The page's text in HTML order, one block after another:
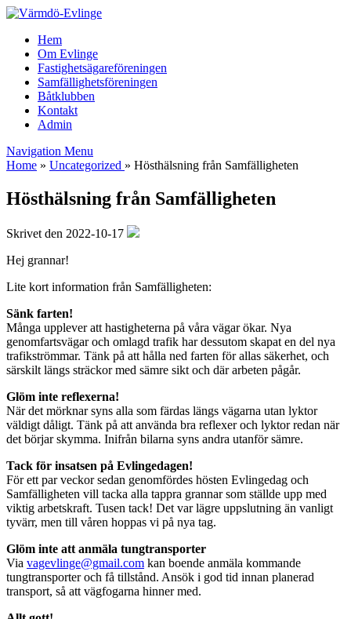
Hem
Om Evlinge
Fastighetsägareföreningen
Samfällighetsföreningen
Båtklubben
Kontakt
Admin
Navigation Menu
Home » Uncategorized » Hösthälsning från Samfälligheten
Hösthälsning från Samfälligheten
Skrivet den 2022-10-17
Hej grannar!
Lite kort information från Samfälligheten:
Sänk farten!
Många upplever att hastigheterna på våra vägar ökar. Nya
genomfartsvägar och omlagd trafik har dessutom skapat en del nya
trafikströmmar. Tänk på att hålla ned farten för allas säkerhet, och
särskilt längs sträckor med sämre sikt och där arbeten pågår.
Glöm inte reflexerna!
När det mörknar syns alla som färdas längs vägarna utan lyktor
väldigt dåligt. Tänk på att använda bra reflexer och lyktor redan när
det börjar skymma. Inifrån bilarna syns andra utanför sämre.
Tack för insatsen på Evlingedagen!
För ett par veckor sedan genomfördes hösten Evlingedag och
Samfälligheten vill tacka alla tappra grannar som ställde upp med
viktig arbetskraft. Tusen tack! Det var lägre uppslutning än vanligt
tyvärr, men till våren hoppas vi på nya tag.
Glöm inte att anmäla tungtransporter
Via vagevlinge@gmail.com kan boende anmäla kommande
tungtransporter och få tillstånd. Ansök i god tid innan planerad
transport, så att vägfogarna hinner med.